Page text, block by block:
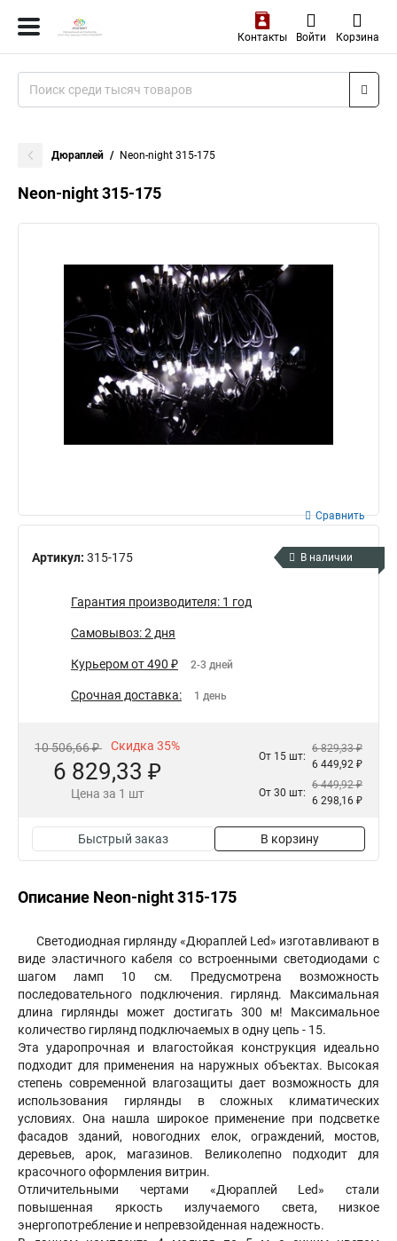
Контакты Войти Корзина
Дюраплей Neon-night 315-175
Neon-night 315-175
Артикул: 315-175
Сравнить
В наличии
Гарантия производителя: 1 год
Самовывоз: 2 дня
Курьером от 490 ₽ 2-3 дней
Срочная доставка: 1 день
10 506,66 ₽ Скидка 35%
6 829,33 ₽
Цена за 1 шт
От 15 шт:
6 829,33 ₽
6 449,92 ₽
От 30 шт:
6 449,92 ₽
6 298,16 ₽
Быстрый заказ В корзину
Описание Neon-night 315-175
Светодиодная гирлянду «Дюраплей Led» изготавливают в
виде эластичного кабеля со встроенными светодиодами с
шагом ламп 10 см. Предусмотрена возможность
последовательного подключения. гирлянд. Максимальная
длина гирлянды может достигать 300 м! Максимальное
количество гирлянд подключаемых в одну цепь - 15.
Эта ударопрочная и влагостойкая конструкция идеально
подходит для применения на наружных объектах. Высокая
степень современной влагозащиты дает возможность для
использования гирлянды в сложных климатических
условиях. Она нашла широкое применение при подсветке
фасадов зданий, новогодних елок, ограждений, мостов,
деревьев, арок, магазинов. Великолепно подходит для
красочного оформления витрин.
Отличительными чертами «Дюраплей Led» стали
повышенная яркость излучаемого света, низкое
энергопотребление и непревзойденная надежность.